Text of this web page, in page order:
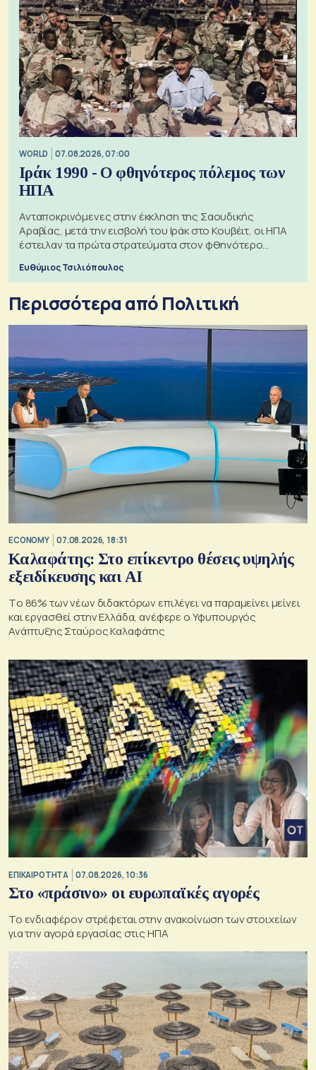
WORLD 07.08.2026, 07:00
Ιράκ 1990 - Ο φθηνότερος πόλεμος των
ΗΠΑ
Ανταποκρινόμενες στην έκκληση της Σαουδικής
Αραβίας, μετά την εισβολή του Ιράκ στο Κουβέιτ, οι ΗΠΑ
έστειλαν τα πρώτα στρατεύματα στον φθηνότερο
Ευθύμιος Τσιλιόπουλος
Περισσότερα από Πολιτική
ECONOMY 07.08.2026, 18:31
Καλαφάτης: Στο επίκεντρο θέσεις υψηλής
εξειδίκευσης και AI
Tο 86% των νέων διδακτόρων επιλέγει να παραμείνει μείνει
και εργασθεί στην Ελλάδα, ανέφερε ο Υφυπουργός
Ανάπτυξης Σταύρος Καλαφάτης
ΕΠΙΚΑΙΡΟΤΗΤΑ 07.08.2026, 10:36
Στο «πράσινο» οι ευρωπαϊκές αγορές
Το ενδιαφέρον στρέφεται στην ανακοίνωση των στοιχείων
για την αγορά εργασίας στις ΗΠΑ